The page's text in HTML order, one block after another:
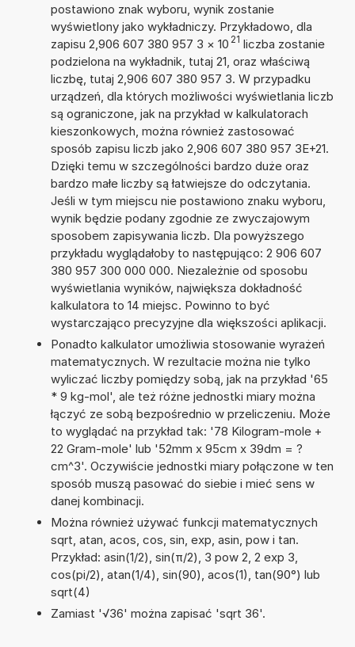
postawiono znak wyboru, wynik zostanie
wyświetlony jako wykładniczy. Przykładowo, dla
zapisu 2,906 607 380 957 3 × 10 21 liczba zostanie
podzielona na wykładnik, tutaj 21, oraz właściwą
liczbę, tutaj 2,906 607 380 957 3. W przypadku
urządzeń, dla których możliwości wyświetlania liczb
są ograniczone, jak na przykład w kalkulatorach
kieszonkowych, można również zastosować
sposób zapisu liczb jako 2,906 607 380 957 3E+21.
Dzięki temu w szczególności bardzo duże oraz
bardzo małe liczby są łatwiejsze do odczytania.
Jeśli w tym miejscu nie postawiono znaku wyboru,
wynik będzie podany zgodnie ze zwyczajowym
sposobem zapisywania liczb. Dla powyższego
przykładu wyglądałoby to następująco: 2 906 607
380 957 300 000 000. Niezależnie od sposobu
wyświetlania wyników, największa dokładność
kalkulatora to 14 miejsc. Powinno to być
wystarczająco precyzyjne dla większości aplikacji.
Ponadto kalkulator umożliwia stosowanie wyrażeń
matematycznych. W rezultacie można nie tylko
wyliczać liczby pomiędzy sobą, jak na przykład '65
* 9 kg-mol', ale też różne jednostki miary można
łączyć ze sobą bezpośrednio w przeliczeniu. Może
to wyglądać na przykład tak: '78 Kilogram-mole +
22 Gram-mole' lub '52mm x 95cm x 39dm = ?
cm^3'. Oczywiście jednostki miary połączone w ten
sposób muszą pasować do siebie i mieć sens w
danej kombinacji.
Można również używać funkcji matematycznych
sqrt, atan, acos, cos, sin, exp, asin, pow i tan.
Przykład: asin(1/2), sin(π/2), 3 pow 2, 2 exp 3,
cos(pi/2), atan(1/4), sin(90), acos(1), tan(90°) lub
sqrt(4)
Zamiast '√36' można zapisać 'sqrt 36'.